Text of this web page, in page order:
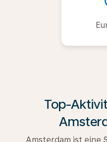
Top-
Amsterdam ist eine